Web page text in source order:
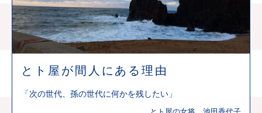
とト屋が間人にある理由
「次の世代、孫の世代に何かを残したい」